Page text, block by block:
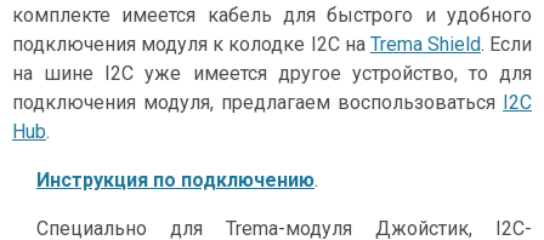
комплекте имеется кабель для быстрого и удобного
подключения модуля к колодке I2C на Trema Shield. Если
на шине I2C уже имеется другое устройство, то для
подключения модуля, предлагаем воспользоваться
I2C
Hub.
Инструкция по подключению.
Специально для Trema-модуля Джойстик, I2C-